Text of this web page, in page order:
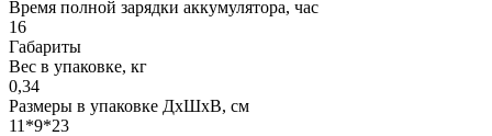
Время полной зарядки аккумулятора, час
16
Габариты
Вес в упаковке, кг
0,34
Размеры в упаковке ДxШxВ, см
11*9*23